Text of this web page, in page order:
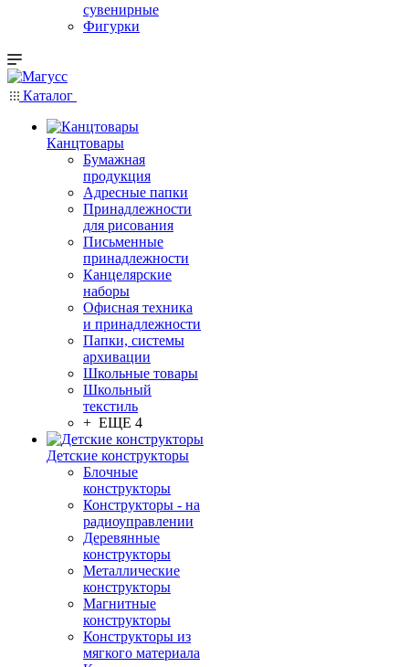
сувенирные
Фигурки
Каталог
Канцтовары
Бумажная
продукция
Адресные папки
Принадлежности
для рисования
Письменные
принадлежности
Канцелярские
наборы
Офисная техника
и принадлежности
Папки, системы
архивации
Школьные товары
Школьный
текстиль
+ ЕЩЕ 4
Детские конструкторы
Блочные
конструкторы
Конструкторы - на
радиоуправлении
Деревянные
конструкторы
Металлические
конструкторы
Магнитные
конструкторы
Конструкторы из
мягкого материала